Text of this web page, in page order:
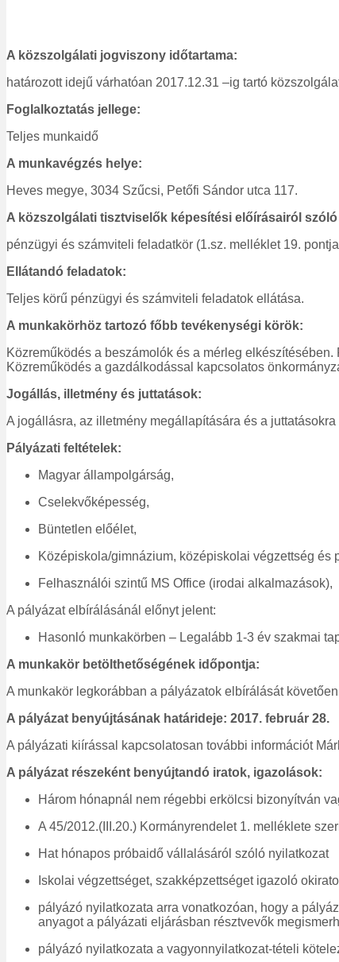
A közszolgálati jogviszony időtartama:
határozott idejű várhatóan 2017.12.31 –ig tartó
Foglalkoztatás jellege:
Teljes munkaidő
A munkavégzés helye:
Heves megye, 3034 Szűcsi, Petőfi Sándor utca 117.
A közszolgálati tisztviselők képesítési előírásairól
pénzügyi és számviteli feladatkör (1.sz. melléklet 19.
Ellátandó feladatok:
Teljes körű pénzügyi és számviteli feladatok ellátása.
A munkakörhöz tartozó főbb tevékenységi körök:
Közreműködés a beszámolók és a mérleg
Közreműködés a gazdálkodással kapcsolatos
Jogállás, illetmény és juttatások:
A jogállásra, az illetmény megállapítására és a
Pályázati feltételek:
Magyar állampolgárság,
Cselekvőképesség,
Büntetlen előélet,
Középiskola/gimnázium, középiskolai végzettség
Felhasználói szintű MS Office (irodai alkalmazások),
A pályázat elbírálásánál előnyt jelent:
Hasonló munkakörben – Legalább 1-3 év szakmai
A munkakör betölthetőségének időpontja:
A munkakör legkorábban a pályázatok elbírálását
A pályázat benyújtásának határideje: 2017. február 28.
A pályázati kiírással kapcsolatosan további információt
A pályázat részeként benyújtandó iratok, igazolások:
Három hónapnál nem régebbi erkölcsi bizonyítván
A 45/2012.(III.20.) Kormányrendelet 1. melléklete
Hat hónapos próbaidő vállalásáról szóló nyilatkozat
Iskolai végzettséget, szakképzettséget igazoló
pályázó nyilatkozata arra vonatkozóan, hogy a
anyagot a pályázati eljárásban résztvevők
pályázó nyilatkozata a vagyonnyilatkozat-tételi